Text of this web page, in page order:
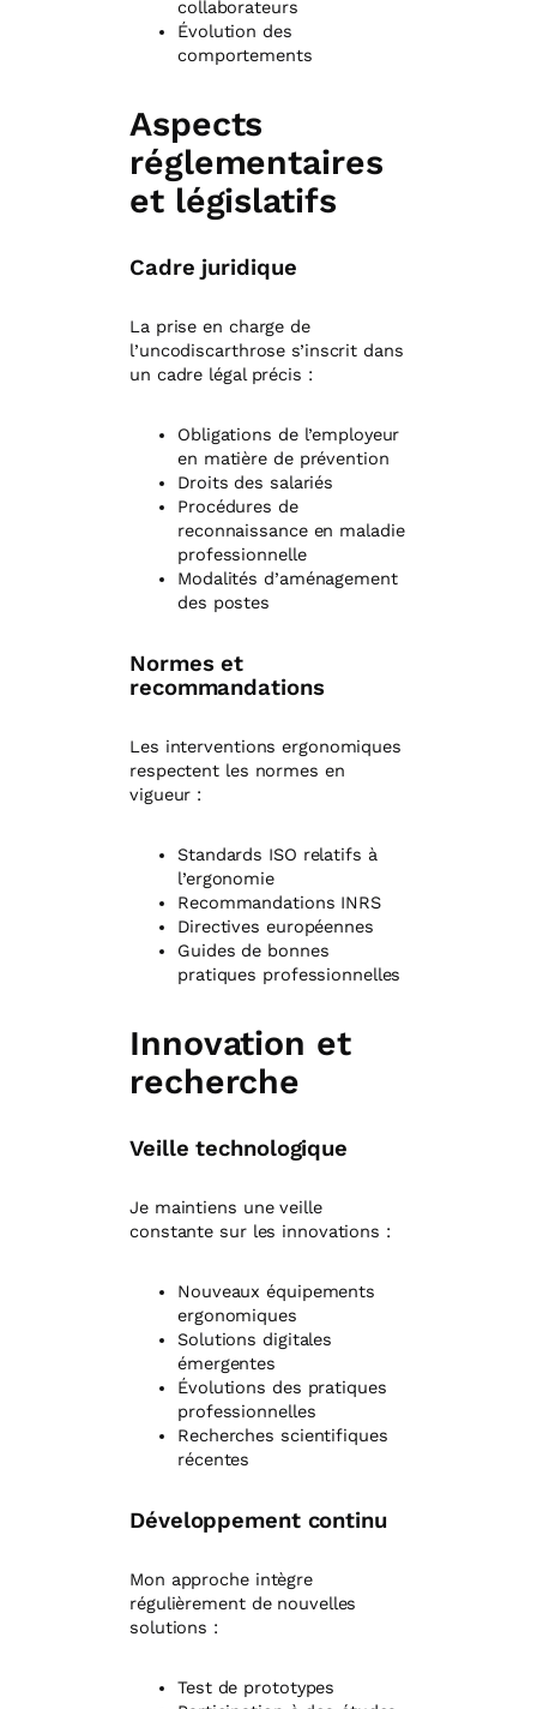
collaborateurs
Évolution des
comportements
Aspects
réglementaires
et législatifs
Cadre juridique
La prise en charge de
l’uncodiscarthrose s’inscrit dans
un cadre légal précis :
Obligations de l’employeur
en matière de prévention
Droits des salariés
Procédures de
reconnaissance en maladie
professionnelle
Modalités d’aménagement
des postes
Normes et
recommandations
Les interventions ergonomiques
respectent les normes en
vigueur :
Standards ISO relatifs à
l’ergonomie
Recommandations INRS
Directives européennes
Guides de bonnes
pratiques professionnelles
Innovation et
recherche
Veille technologique
Je maintiens une veille
constante sur les innovations :
Nouveaux équipements
ergonomiques
Solutions digitales
émergentes
Évolutions des pratiques
professionnelles
Recherches scientifiques
récentes
Développement continu
Mon approche intègre
régulièrement de nouvelles
solutions :
Test de prototypes